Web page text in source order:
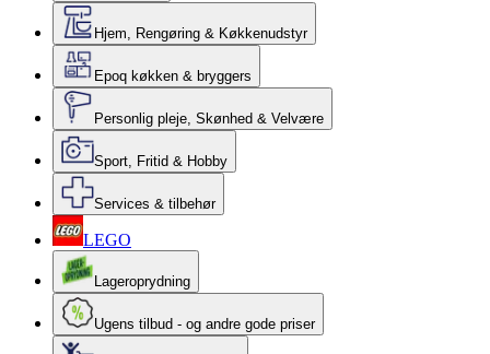
Hjem, Rengøring & Køkkenudstyr
Epoq køkken & bryggers
Personlig pleje, Skønhed & Velvære
Sport, Fritid & Hobby
Services & tilbehør
LEGO
Lageroprydning
Ugens tilbud - og andre gode priser